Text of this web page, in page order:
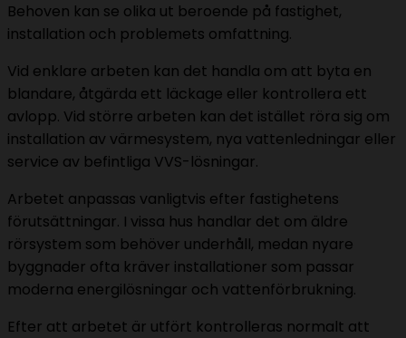
Behoven kan se olika ut beroende på fastighet,
installation och problemets omfattning.
Vid enklare arbeten kan det handla om att byta en
blandare, åtgärda ett läckage eller kontrollera ett
avlopp. Vid större arbeten kan det istället röra sig om
installation av värmesystem, nya vattenledningar eller
service av befintliga VVS-lösningar.
Arbetet anpassas vanligtvis efter fastighetens
förutsättningar. I vissa hus handlar det om äldre
rörsystem som behöver underhåll, medan nyare
byggnader ofta kräver installationer som passar
moderna energilösningar och vattenförbrukning.
Efter att arbetet är utfört kontrolleras normalt att